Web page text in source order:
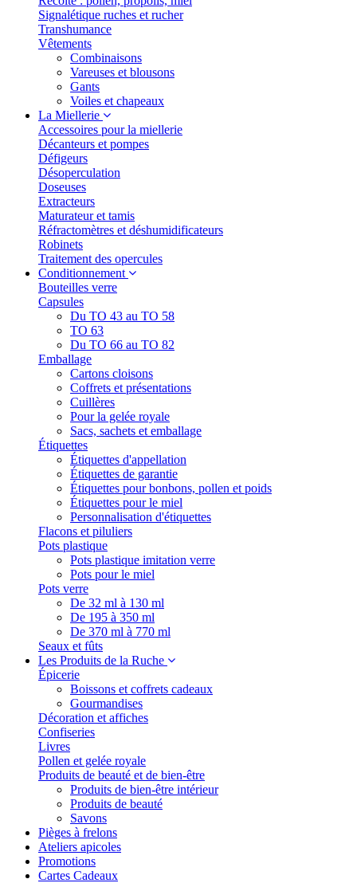
Signalétique ruches et rucher
Transhumance
Vêtements
Combinaisons
Vareuses et blousons
Gants
Voiles et chapeaux
La Miellerie
Accessoires pour la miellerie
Décanteurs et pompes
Défigeurs
Désoperculation
Doseuses
Extracteurs
Maturateur et tamis
Réfractomètres et déshumidificateurs
Robinets
Traitement des opercules
Conditionnement
Bouteilles verre
Capsules
Du TO 43 au TO 58
TO 63
Du TO 66 au TO 82
Emballage
Cartons cloisons
Coffrets et présentations
Cuillères
Pour la gelée royale
Sacs, sachets et emballage
Étiquettes
Étiquettes d'appellation
Étiquettes de garantie
Étiquettes pour bonbons, pollen et poids
Étiquettes pour le miel
Personnalisation d'étiquettes
Flacons et piluliers
Pots plastique
Pots plastique imitation verre
Pots pour le miel
Pots verre
De 32 ml à 130 ml
De 195 à 350 ml
De 370 ml à 770 ml
Seaux et fûts
Les Produits de la Ruche
Épicerie
Boissons et coffrets cadeaux
Gourmandises
Décoration et affiches
Confiseries
Livres
Pollen et gelée royale
Produits de beauté et de bien-être
Produits de bien-être intérieur
Produits de beauté
Savons
Pièges à frelons
Ateliers apicoles
Promotions
Cartes Cadeaux